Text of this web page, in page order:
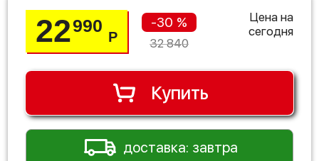
22990
Р
-30 %
32 840
Цена на
сегодня
Купить
доставка: завтра